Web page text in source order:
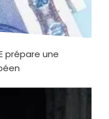
prépare une